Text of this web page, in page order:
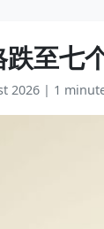
至七
2026 | 1